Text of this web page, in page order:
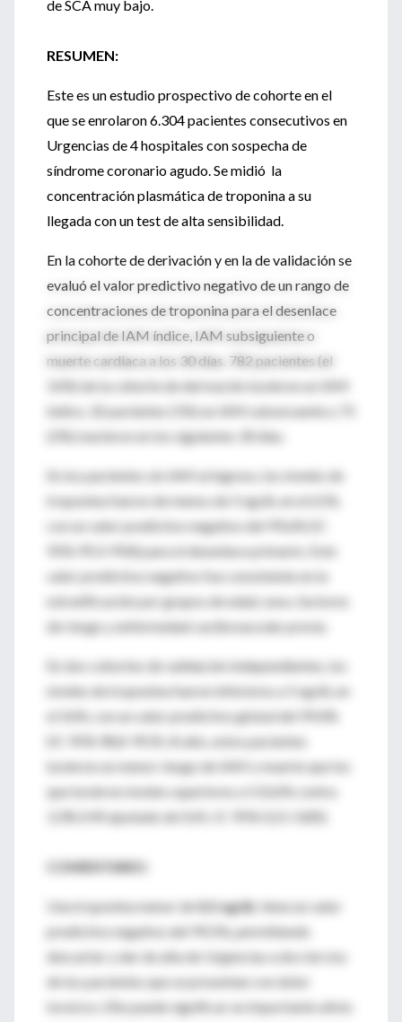
de SCA muy bajo.
RESUMEN:
Este es un estudio prospectivo de cohorte en el
que se enrolaron 6.304 pacientes consecutivos en
Urgencias de 4 hospitales con sospecha de
síndrome coronario agudo. Se midió la
concentración plasmática de troponina a su
llegada con un test de alta sensibilidad.
En la cohorte de derivación y en la de validación se
evaluó el valor predictivo negativo de un rango de
concentraciones de troponina para el desenlace
principal de IAM índice, IAM subsiguiente o
muerte cardiaca a los 30 días. 782 pacientes (el
16%) de la cohorte de derivación tuvieron un IAM
índice, 32 pacientes (1%) un IAM subsecuente y 75
(2%) murieron en los siguientes 30 días.
En los pacientes sin IAM al ingreso, los niveles de
troponina fueron de menos de 5 ng/dL en el 61%,
con un valor predictivo negativo del 99,6% (IC
95% 99,3-99,8) para el desenlace primario. Este
valor predictivo negativo fue consistente en la
estratificación por grupos de edad, sexo, factores
de riesgo y enfermedad cardiovascular previa.
En dos cohortes de validación independientes, los
niveles de troponina fueron inferiores a 5 ng/dL en
el 56%, con un valor predictivo global del 99,4%
(IC 95% 98,8-99,9). Al año, estos pacientes
tuvieron un menor riesgo de IAM o muerte que los
que tuvieron niveles superiores a 5 (0,6% contra
3,3% (HR ajustado de 0,41; IC 95% 0,21-0,80).
COMENTARIO:
Una troponina menor de0,5 ng/dL
tiene un valor
predictivo negativo del 99,5%, permitiendo
descartar y dar de alta de Urgencias a dos tercios
de los pacientes que se presentan con dolor
torácico. Ello puede significar un importante alivio